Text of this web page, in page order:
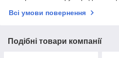
Всі умови повернення
Подібні товари компанії